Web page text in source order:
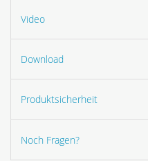
Video
Download
Produktsicherheit
Noch Fragen?